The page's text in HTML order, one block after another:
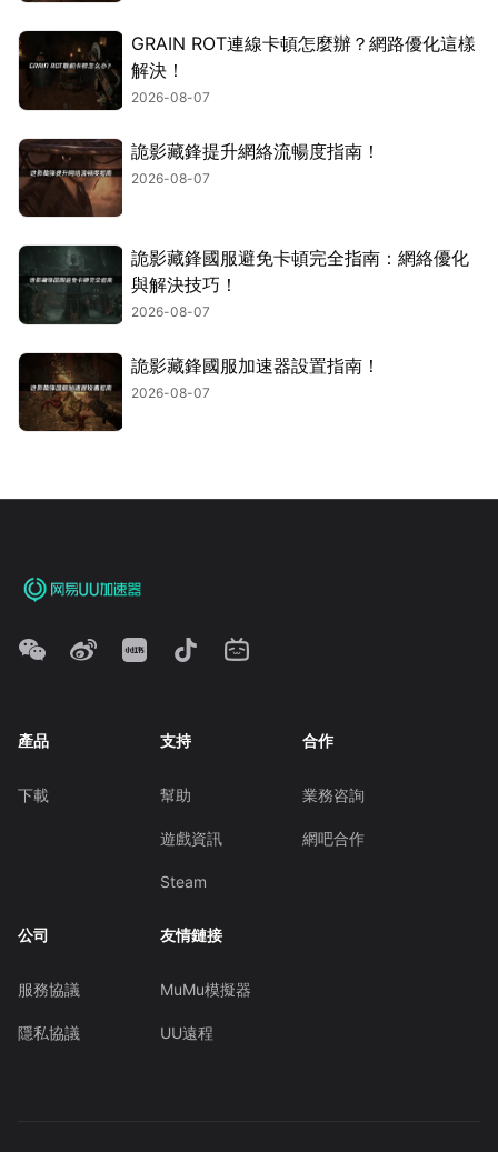
GRAIN ROT連線卡頓怎麼辦？網路優化這樣
解決！
2026-08-07
詭影藏鋒提升網絡流暢度指南！
2026-08-07
詭影藏鋒國服避免卡頓完全指南：網絡優化
與解決技巧！
2026-08-07
詭影藏鋒國服加速器設置指南！
2026-08-07
產品
下載
支持
幫助
遊戲資訊
Steam
合作
業務咨詢
網吧合作
公司
服務協議
隱私協議
友情鏈接
MuMu模擬器
UU遠程